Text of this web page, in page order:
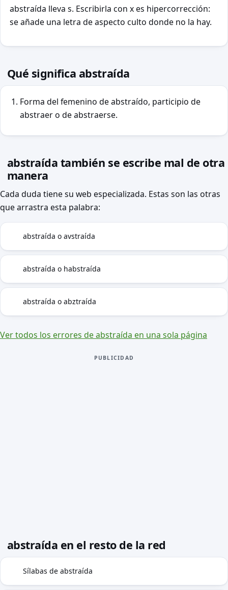
abstraída lleva s. Escribirla con x es hipercorrección:
se añade una letra de aspecto culto donde no la hay.
Qué significa abstraída
Forma del femenino de abstraído, participio de
abstraer o de abstraerse.
abstraída también se escribe mal de otra
manera
Cada duda tiene su web especializada. Estas son las otras
que arrastra esta palabra:
abstraída o avstraída
abstraída o habstraída
abstraída o abztraída
Ver todos los errores de abstraída en una sola página
PUBLICIDAD
abstraída en el resto de la red
Sílabas de abstraída